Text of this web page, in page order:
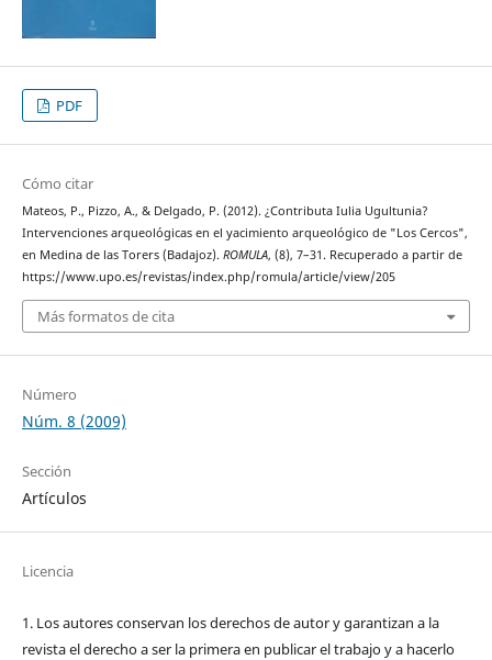
PDF
Cómo citar
Mateos, P., Pizzo, A., & Delgado, P. (2012). ¿Contributa Iulia Ugultunia?
Intervenciones arqueológicas en el yacimiento arqueológico de "Los Cercos",
en Medina de las Torers (Badajoz). ROMULA, (8), 7–31. Recuperado a partir de
https://www.upo.es/revistas/index.php/romula/article/view/205
Más formatos de cita
Número
Núm. 8 (2009)
Sección
Artículos
Licencia
1. Los autores conservan los derechos de autor y garantizan a la
revista el derecho a ser la primera en publicar el trabajo y a hacerlo